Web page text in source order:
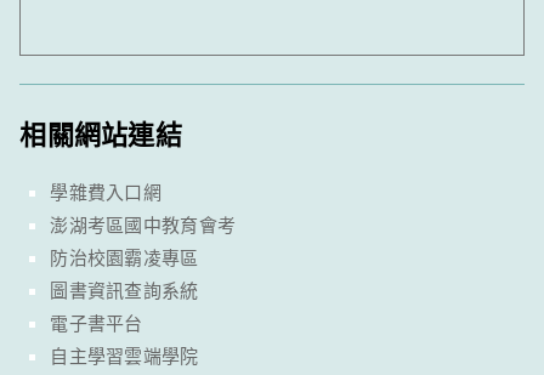
相關網站連結
學雜費入口網
澎湖考區國中教育會考
防治校園霸凌專區
圖書資訊查詢系統
電子書平台
自主學習雲端學院